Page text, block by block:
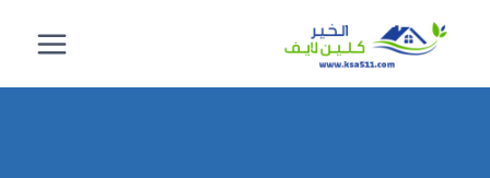
المحتوى